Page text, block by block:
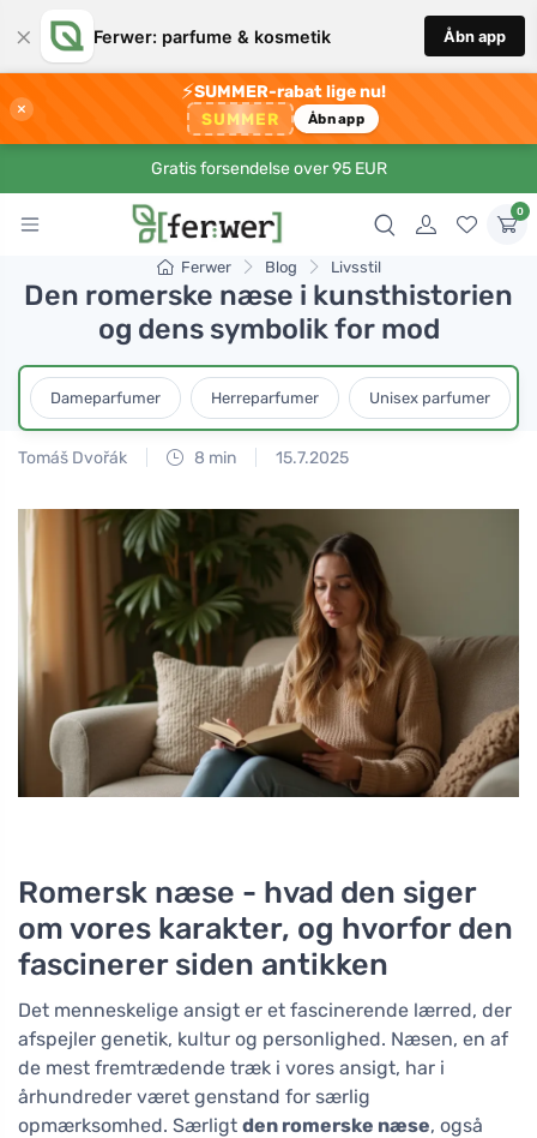
× Ferwer: parfume & kosmetik Åbn app
×
⚡SUMMER-rabat lige nu!
SUMMER Åbn app
Gratis forsendelse over 95 EUR
0
Ferwer Blog Livsstil
Den romerske næse i kunsthistorien
og dens symbolik for mod
Dameparfumer Herreparfumer Unisex parfumer
Tomáš Dvořák 8 min 15.7.2025
Romersk næse - hvad den siger
om vores karakter, og hvorfor den
fascinerer siden antikken
Det menneskelige ansigt er et fascinerende lærred, der
afspejler genetik, kultur og personlighed. Næsen, en af
de mest fremtrædende træk i vores ansigt, har i
århundreder været genstand for særlig
opmærksomhed. Særligt den romerske næse, også